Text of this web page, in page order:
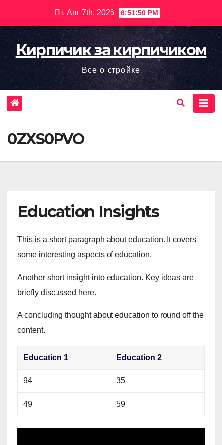
содержимому
Пт. Авг 7th, 2026 6:51:51 PM
Кирпичик за кирпичиком
Все о стройке
0ZXS0PVO
Education Insights
This is a short paragraph about education. It covers
some interesting aspects of education.
Another short insight into education. Key ideas are
briefly discussed here.
A concluding thought about education to round off the
content.
Education 1 Education 2
94 35
49 59